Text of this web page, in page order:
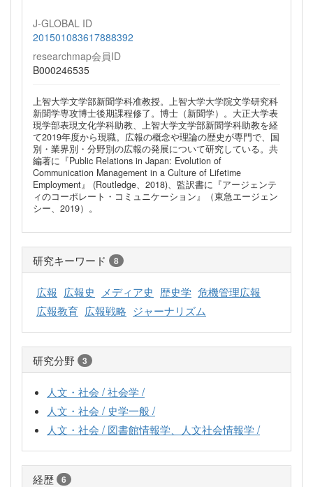
J-GLOBAL ID
201501083617888392
researchmap会員ID
B000246535
上智大学文学部新聞学科准教授。上智大学大学院文学研究科
新聞学専攻博士後期課程修了。博士（新聞学）。大正大学表
現学部表現文化学科助教、上智大学文学部新聞学科助教を経
て2019年度から現職。広報の概念や理論の歴史が専門で、国
別・業界別・分野別の広報の発展について研究している。共
編著に『Public Relations in Japan: Evolution of
Communication Management in a Culture of Lifetime
Employment』 (Routledge、2018)、監訳書に『アージェンテ
ィのコーポレート・コミュニケーション』（東急エージェン
シー、2019）。
研究キーワード 8
広報 広報史 メディア史 歴史学 危機管理広報
広報教育 広報戦略 ジャーナリズム
研究分野 3
人文・社会 / 社会学 /
人文・社会 / 史学一般 /
人文・社会 / 図書館情報学、人文社会情報学 /
経歴 6